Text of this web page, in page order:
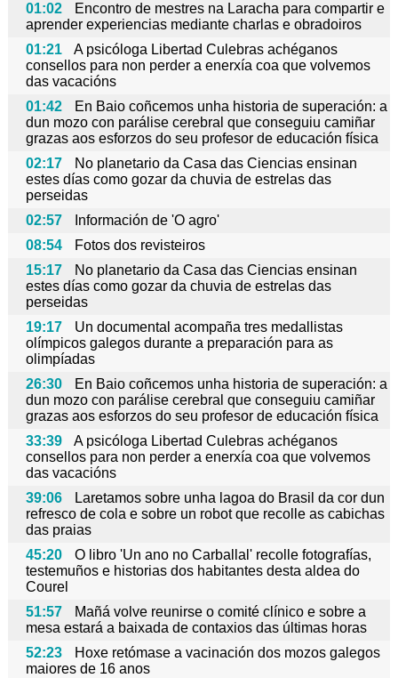
01:02
Encontro de mestres na Laracha para compartir e
aprender experiencias mediante charlas e obradoiros
01:21
A psicóloga Libertad Culebras achéganos
consellos para non perder a enerxía coa que volvemos
das vacacións
01:42
En Baio coñcemos unha historia de superación: a
dun mozo con parálise cerebral que conseguiu camiñar
grazas aos esforzos do seu profesor de educación física
02:17
No planetario da Casa das Ciencias ensinan
estes días como gozar da chuvia de estrelas das
perseidas
02:57
Información de 'O agro'
08:54
Fotos dos revisteiros
15:17
No planetario da Casa das Ciencias ensinan
estes días como gozar da chuvia de estrelas das
perseidas
19:17
Un documental acompaña tres medallistas
olímpicos galegos durante a preparación para as
olimpíadas
26:30
En Baio coñcemos unha historia de superación: a
dun mozo con parálise cerebral que conseguiu camiñar
grazas aos esforzos do seu profesor de educación física
33:39
A psicóloga Libertad Culebras achéganos
consellos para non perder a enerxía coa que volvemos
das vacacións
39:06
Laretamos sobre unha lagoa do Brasil da cor dun
refresco de cola e sobre un robot que recolle as cabichas
das praias
45:20
O libro 'Un ano no Carballal' recolle fotografías,
testemuños e historias dos habitantes desta aldea do
Courel
51:57
Mañá volve reunirse o comité clínico e sobre a
mesa estará a baixada de contaxios das últimas horas
52:23
Hoxe retómase a vacinación dos mozos galegos
maiores de 16 anos